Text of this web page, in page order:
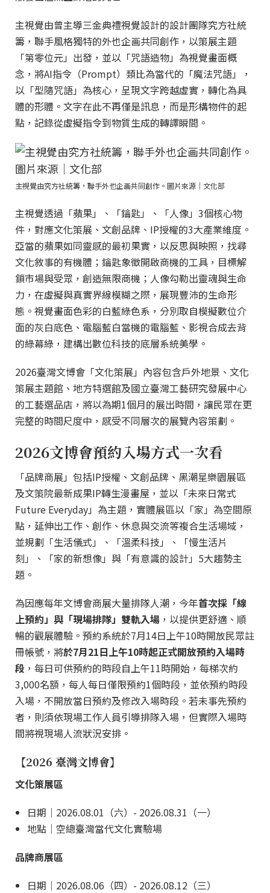
主視覺由曾主導三金典禮視覺設計的設計團隊究方社統
籌，聯手風格獨特的外也企画共同創作，以策展主題
「第零位元」出發，並以「咒語造物」為視覺畫面概
念，將AI指令（Prompt）類比為當代的「魔法咒語」，
以「型隨咒語」為核心，呈現文字跨越虛實，轉化為具
體的形體。文字在此不再僅是訊息，而是形構物件的起
點，記錄從虛擬指令到物質生成的轉譯瞬間。
主視覺由究方社統籌，聯手外也企画共同創作。圖片來源｜文化部
主視覺透過「蘋果」、「鑰匙」、「人像」3個核心物
件，對應文化策展、文創品牌、IP授權的3大產業維度。
亞當的蘋果如同靈感的最初果實，以反思與映照，找尋
文化敘事的有機體；鑰匙象徵開啟商機的工具，目標解
鎖市場與受眾，創造無限商機；人像勾勒出靈魂與生命
力，在虛擬與真實界線模糊之際，展現豐沛的生命形
態。視覺畫面色彩的白藍綠色系，分別取自模擬數位介
面的灰白底色、電腦藍白當機的電腦藍、影視合成去背
的綠幕綠，建構出數位科技的底層系統美學。
2026臺灣文博會「文化策展」內容包含戶外地景、文化
策展主題館、地方特選館及國立臺灣工藝研究發展中心
的工藝選品店，將以為期1個月的展出時間，讓民眾在更
完整的時間尺度中，感受不同層次的展覽內容策劃。
2026文博會預約入場方式一次看
「品牌商展」包括IP授權、文創品牌、黑潮星樂園展區
及文策院最新成果IP轉生漫畫屋，並以「未來日常式
Future Everyday」為主題，實體展區以「家」為空間原
點，延伸出工作、創作、休息與交流等複合生活場域，
並規劃「生活儀式」、「溫柔科技」、「慢生活片
刻」、「家的新想像」與「有意識的設計」5大趨勢主
題。
為因應每年文博會商展大量排隊人潮，今年首次採「線
上預約」與「現場排隊」雙軌入場 ，以提供更舒適、順
暢的觀展體驗。預約系統於7月14日上午10時開放民眾註
冊帳號，將於7月21日上午10時起正式開放預約入場時
段 ，每日可供預約的時段自上午11時開始，每梯次約
3,000名額，每人每日僅限預約1個時段，並依預約時段
入場，不開放當日預約及修改入場時段。若未事先預約
者，則須依現場工作人員引導排隊入場，但實際入場時
間將視現場人流狀況安排。
【2026 臺灣文博會】
文化策展區
日期｜2026.08.01（六）- 2026.08.31（一）
地點｜空總臺灣當代文化實驗場
品牌商展區
日期｜2026.08.06（四）- 2026.08.12（三）